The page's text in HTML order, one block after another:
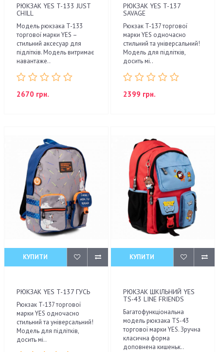
РЮКЗАК YES T-133 JUST
CHILL
Модель рюкзака T-133
торгової марки YES –
стильний аксесуар для
підлітків. Модель витримає
навантаже..
2670 грн.
РЮКЗАК YES T-137
SAVAGE
Рюкзак T-137 торгової
марки YES одночасно
стильний та універсальний!
Модель для підлітків,
досить мі..
2399 грн.
КУПИТИ
РЮКЗАК YES T-137 ГУСЬ
Рюкзак T-137 торгової
марки YES одночасно
стильний та універсальний!
Модель для підлітків,
досить мі..
КУПИТИ
РЮКЗАК ШКІЛЬНИЙ YES
TS-43 LINE FRIENDS
Багатофункціональна
модель рюкзака ТS-43
торгової марки YES. Зручна
класична форма
доповнена кишеньк..